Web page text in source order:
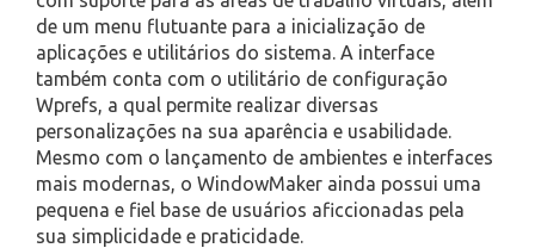
de um menu flutuante para a inicialização de
aplicações e utilitários do sistema. A interface
também conta com o utilitário de configuração
Wprefs, a qual permite realizar diversas
personalizações na sua aparência e usabilidade.
Mesmo com o lançamento de ambientes e interfaces
mais modernas, o WindowMaker ainda possui uma
pequena e fiel base de usuários aficcionadas pela
sua simplicidade e praticidade.